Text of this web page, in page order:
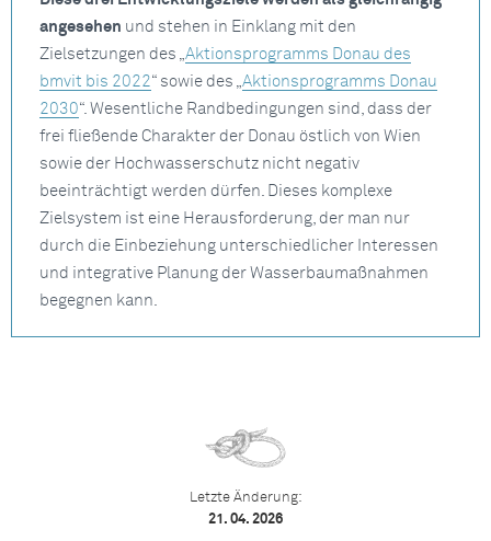
angesehen und stehen in Einklang mit den
Zielsetzungen des „Aktionsprogramms Donau des
bmvit bis 2022“ sowie des „Aktionsprogramms Donau
2030“. Wesentliche Randbedingungen sind, dass der
frei fließende Charakter der Donau östlich von Wien
sowie der Hochwasserschutz nicht negativ
beeinträchtigt werden dürfen. Dieses komplexe
Zielsystem ist eine Herausforderung, der man nur
durch die Einbeziehung unterschiedlicher Interessen
und integrative Planung der Wasserbaumaßnahmen
begegnen kann.
Letzte Änderung:
21. 04. 2026